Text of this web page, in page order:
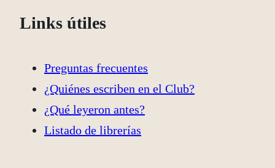
Links útiles
Preguntas frecuentes
¿Quiénes escriben en el Club?
¿Qué leyeron antes?
Listado de librerías